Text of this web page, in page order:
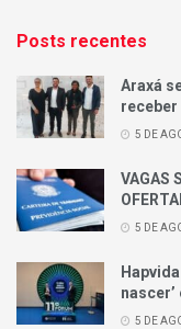
Posts recentes
Araxá
5 DE
VAGAS
5 DE
5 DE